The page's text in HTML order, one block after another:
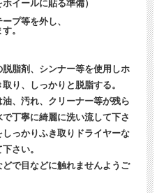
イールに貼る準備）
プ等を外し、
。
脂剤、シンナー等を使用しホ
り、しっかりと脱脂する。
、汚れ、クリーナー等が残ら
丁寧に綺麗に洗い流して下さ
っかりふき取りドライヤーな
さい。
で目などに触れませんようご